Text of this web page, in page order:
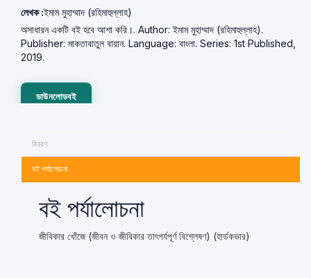
লেখক :ইমাম মুহাম্মাদ (রহিমাহুল্লাহ)
অসাধারন একটি বই হবে আশা করি।. Author: ইমাম মুহাম্মাদ (রহিমাহুল্লাহ).
Publisher: মাকতাবাতুল বায়ান. Language: বাংলা. Series: 1st Published,
2019.
ডাউনলোডবই
বিবরণ
বই পর্যালোচনা
বই পর্যালোচনা
জীবিকার খোঁজে (জীবন ও জীবিকার তাৎপর্যপূর্ণ বিশ্লেষণ) (হার্ডকভার)